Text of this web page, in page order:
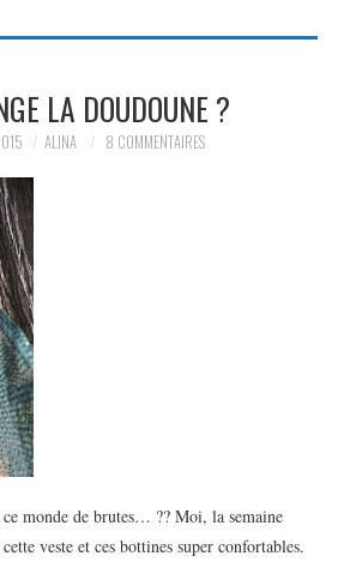
LA DOUDOUNE ?
ALINA 8 COMMENTAIRES
monde de brutes… ?? Moi, la semaine
veste et ces bottines super confortables.